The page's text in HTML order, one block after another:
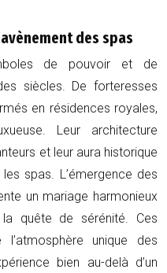
des spas
de pouvoir et de
siècles. De forteresses
en résidences royales,
Leur architecture
et leur aura historique
spas. L’émergence des
un mariage harmonieux
quête de sérénité. Ces
unique des
bien au-delà d’un